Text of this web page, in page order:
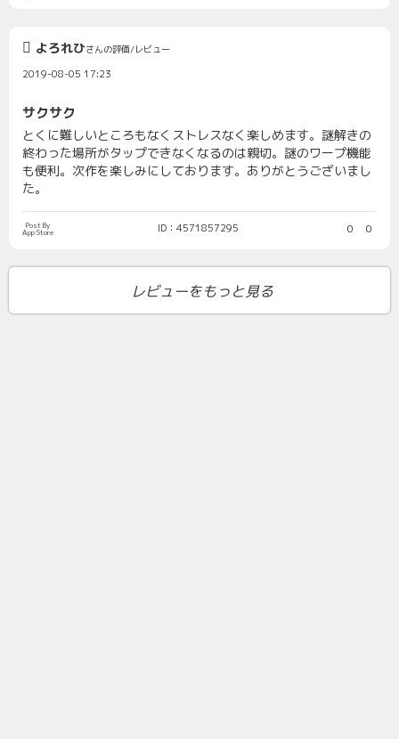
よろれひさんの評価/レビュー
2019-08-05 17:23
サクサク
とくに難しいところもなくストレスなく楽しめます。謎解きの
終わった場所がタップできなくなるのは親切。謎のワープ機能
も便利。次作を楽しみにしております。ありがとうございまし
た。
Post By
App Store ID：4571857295 0 0
レビューをもっと見る